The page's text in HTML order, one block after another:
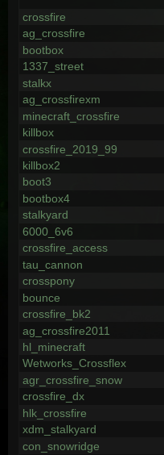
crossfire
ag_crossfire
bootbox
1337_street
stalkx
ag_crossfirexm
minecraft_crossfire
killbox
crossfire_2019_99
killbox2
boot3
bootbox4
stalkyard
6000_6v6
crossfire_access
tau_cannon
crosspony
bounce
crossfire_bk2
ag_crossfire2011
hl_minecraft
Wetworks_Crossflex
agr_crossfire_snow
crossfire_dx
hlk_crossfire
xdm_stalkyard
con_snowridge